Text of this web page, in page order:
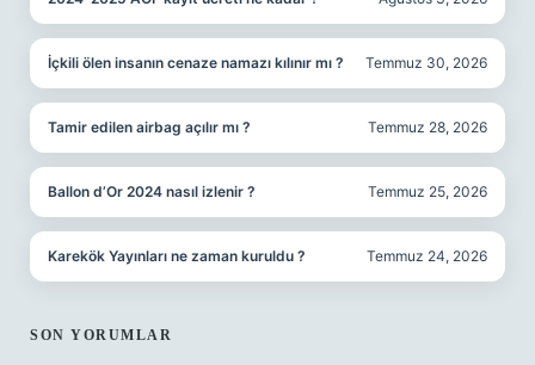
İçkili ölen insanın cenaze namazı kılınır mı ? Temmuz 30, 2026
Tamir edilen airbag açılır mı ? Temmuz 28, 2026
Ballon d’Or 2024 nasıl izlenir ? Temmuz 25, 2026
Karekök Yayınları ne zaman kuruldu ? Temmuz 24, 2026
SON YORUMLAR